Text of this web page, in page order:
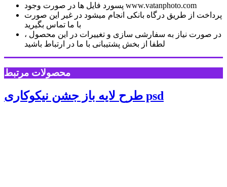
پسورد فایل ها در صورت وجود www.vatanphoto.com
پرداخت از طریق درگاه بانکی انجام میشود در غیر این صورت
با ما تماس بگیرید
در صورت نیاز به سفارشی سازی و تغییرات در این محصول ،
لطفا از بخش پشتیبانی با ما در ارتباط باشید
محصولات مرتبط
طرح لایه باز جشن نیکوکاری psd